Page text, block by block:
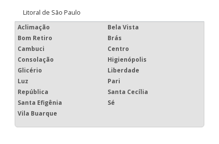
Litoral de São Paulo
Aclimação
Bela Vista
Bom Retiro
Brás
Cambuci
Centro
Consolação
Higienópolis
Glicério
Liberdade
Luz
Pari
República
Santa Cecília
Santa Efigênia
Sé
Vila Buarque